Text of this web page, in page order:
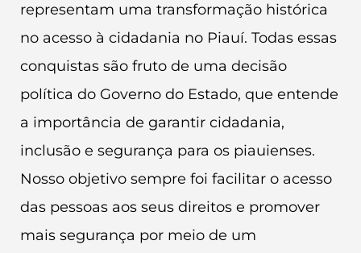
representam uma transformação histórica
no acesso à cidadania no Piauí. Todas essas
conquistas são fruto de uma decisão
política do Governo do Estado, que entende
a importância de garantir cidadania,
inclusão e segurança para os piauienses.
Nosso objetivo sempre foi facilitar o acesso
das pessoas aos seus direitos e promover
mais segurança por meio de um